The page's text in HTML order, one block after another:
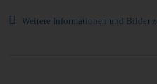
Weitere Informationen und Bilder